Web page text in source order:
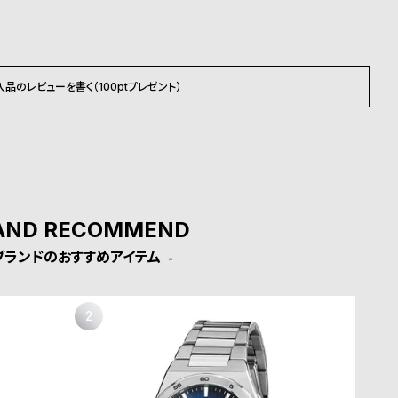
品のレビューを書く（100ptプレゼント）
RECOMMEND
ランドのおすすめアイテム